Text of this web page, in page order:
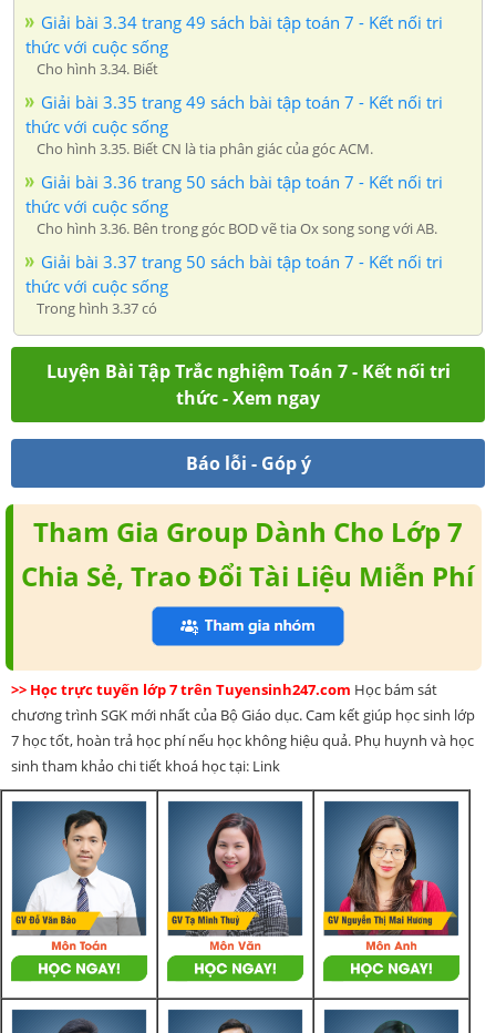
Giải bài 3.34 trang 49 sách bài tập toán 7 - Kết nối tri
thức với cuộc sống
Cho hình 3.34. Biết
Giải bài 3.35 trang 49 sách bài tập toán 7 - Kết nối tri
thức với cuộc sống
Cho hình 3.35. Biết CN là tia phân giác của góc ACM.
Giải bài 3.36 trang 50 sách bài tập toán 7 - Kết nối tri
thức với cuộc sống
Cho hình 3.36. Bên trong góc BOD vẽ tia Ox song song với AB.
Giải bài 3.37 trang 50 sách bài tập toán 7 - Kết nối tri
thức với cuộc sống
Trong hình 3.37 có
Luyện Bài Tập Trắc nghiệm Toán 7 - Kết nối tri
thức - Xem ngay
Báo lỗi - Góp ý
Tham Gia Group Dành Cho Lớp 7
Chia Sẻ, Trao Đổi Tài Liệu Miễn Phí
>> Học trực tuyến lớp 7 trên Tuyensinh247.com Học bám sát
chương trình SGK mới nhất của Bộ Giáo dục. Cam kết giúp học sinh lớp
7 học tốt, hoàn trả học phí nếu học không hiệu quả. Phụ huynh và học
sinh tham khảo chi tiết khoá học tại: Link